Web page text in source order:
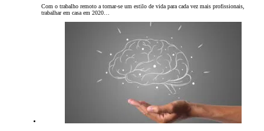
Com o trabalho remoto a tornar-se um estilo de vida para cada vez mais profissionais,
trabalhar em casa em 2020…